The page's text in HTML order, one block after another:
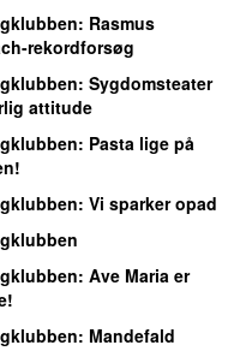
: Rasmus
rekordforsøg
: Sygdomsteater
attitude
: Pasta lige på
: Vi sparker opad
: Ave Maria er
: Mandefald